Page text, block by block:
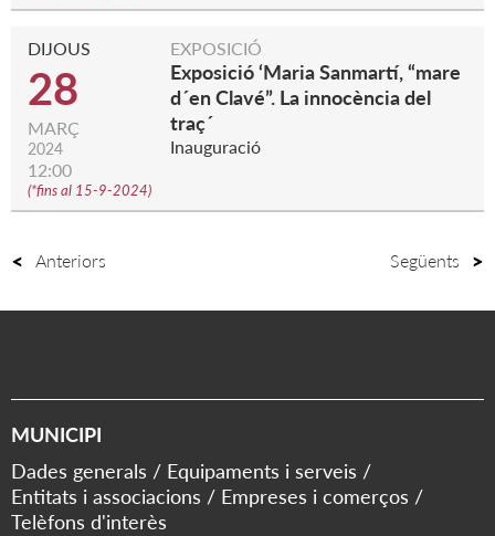
DIJOUS
28
MARÇ
2024
12:00
(*fins al 15-9-2024)
EXPOSICIÓ
Exposició ‘Maria Sanmartí, “mare
d´en Clavé”. La innocència del
traç´
Inauguració
Anteriors Següents
MUNICIPI
Dades generals
Equipaments i serveis
Entitats i associacions
Empreses i comerços
Telèfons d'interès